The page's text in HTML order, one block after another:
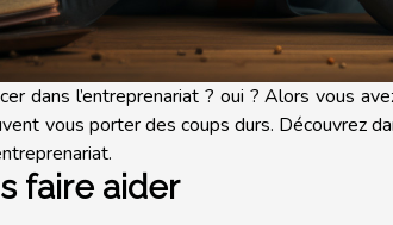
dans l’entreprenariat ? oui ? Alors vous
vous porter des coups durs. Découvrez
faire aider